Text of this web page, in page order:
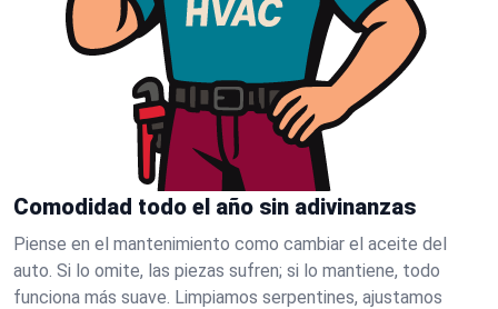
Comodidad todo el año sin adivinanzas
Piense en el mantenimiento como cambiar el aceite del
auto. Si lo omite, las piezas sufren; si lo mantiene, todo
funciona más suave. Limpiamos serpentines, ajustamos